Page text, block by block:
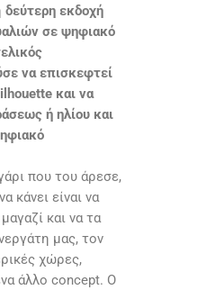
δεύτερη εκδοχή
σε ψηφιακό
να επισκεφτεί
και να
ή ηλίου και
που του άρεσε,
κάνει είναι να
και να τα
μας, τον
χώρες,
άλλο concept. Ο